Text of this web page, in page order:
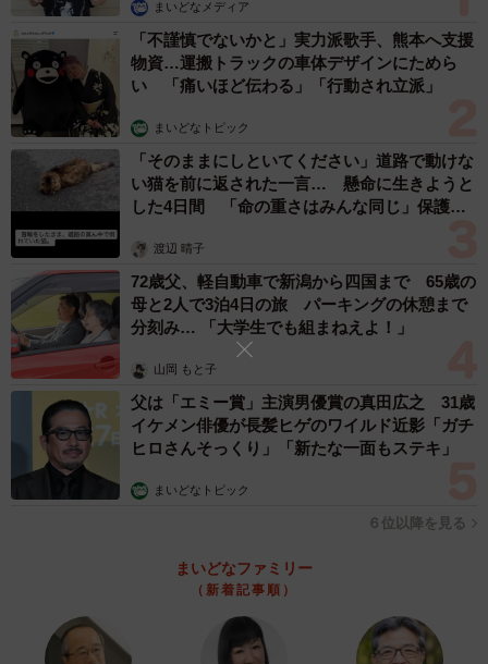
【アフター】僕のヒーローアカデミアのトガヒミコ。圧倒的な2次元彩色
でもうフィギュアには見えない（提供画像）
リペイント作品見てビビッ 私も塗ってみたい！
ーーどの作品も目を疑うような2次元ぶりです。MAマンが
名付けられた「3D2次元彩色」を始めたきっかけと、作品
作りを始めた時期について教えてください。
て、油絵をひたすら描いていました（笑）」
「そこから何故フィギュアなのか？と言うと、もともとプ
ライズ系のフィギュアを集める事が趣味でゲームセンター
まいどなメディア
「不謹慎でないかと」実力派歌手、熊本へ支援
物資…運搬トラックの車体デザインにためら
い 「痛いほど伝わる」「行動され立派」
まいどなトピック
「そのままにしといてください」道路で動けな
い猫を前に返された一言… 懸命に生きようと
した4日間 「命の重さはみんな同じ」保護団
渡辺 晴子
72歳父、軽自動車で新潟から四国まで 65歳の
母と2人で3泊4日の旅 パーキングの休憩まで
分刻み… 「大学生でも組まねえよ！」
山岡 もと子
父は「エミー賞」主演男優賞の真田広之 31歳
イケメン俳優が長髪ヒゲのワイルド近影「ガチ
ヒロさんそっくり」「新たな一面もステキ」
まいどなトピック
６位以降を見る
まいどなファミリー
（新着記事順）